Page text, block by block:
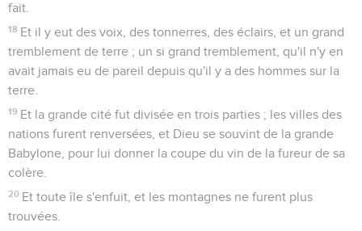
fait.
18 Et il y eut des voix, des tonnerres, des éclairs, et un grand
tremblement de terre ; un si grand tremblement, qu'il n'y en
avait jamais eu de pareil depuis qu'il y a des hommes sur la
terre.
19 Et la grande cité fut divisée en trois parties ; les villes des
nations furent renversées, et Dieu se souvint de la grande
Babylone, pour lui donner la coupe du vin de la fureur de sa
colère.
20 Et toute île s'enfuit, et les montagnes ne furent plus
trouvées.